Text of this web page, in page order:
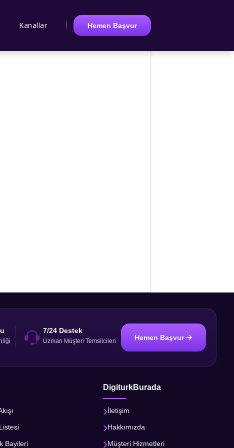
Kanallar Hemen Başvur
7/24 Destek
Uzman Müşteri Temsilcileri Hemen Başvur
Bayileri
DigiturkBurada
İletişim
Hakkımızda
Müşteri Hizmetleri